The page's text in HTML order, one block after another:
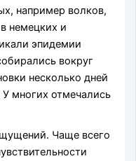
например волков,
немецких и
эпидемии
вокруг
несколько дней
У многих отмечались
Чаще всего